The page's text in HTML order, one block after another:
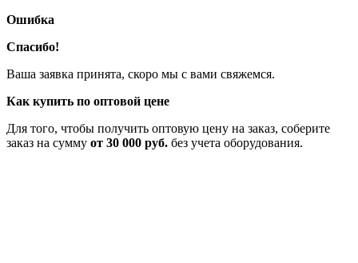
Ошибка
Спасибо!
Ваша заявка принята, скоро мы с вами свяжемся.
Как купить по оптовой цене
Для того, чтобы получить оптовую цену на заказ, соберите
заказ на сумму от 30 000 руб. без учета оборудования.